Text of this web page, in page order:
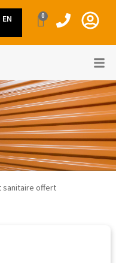
0
sanitaire offert